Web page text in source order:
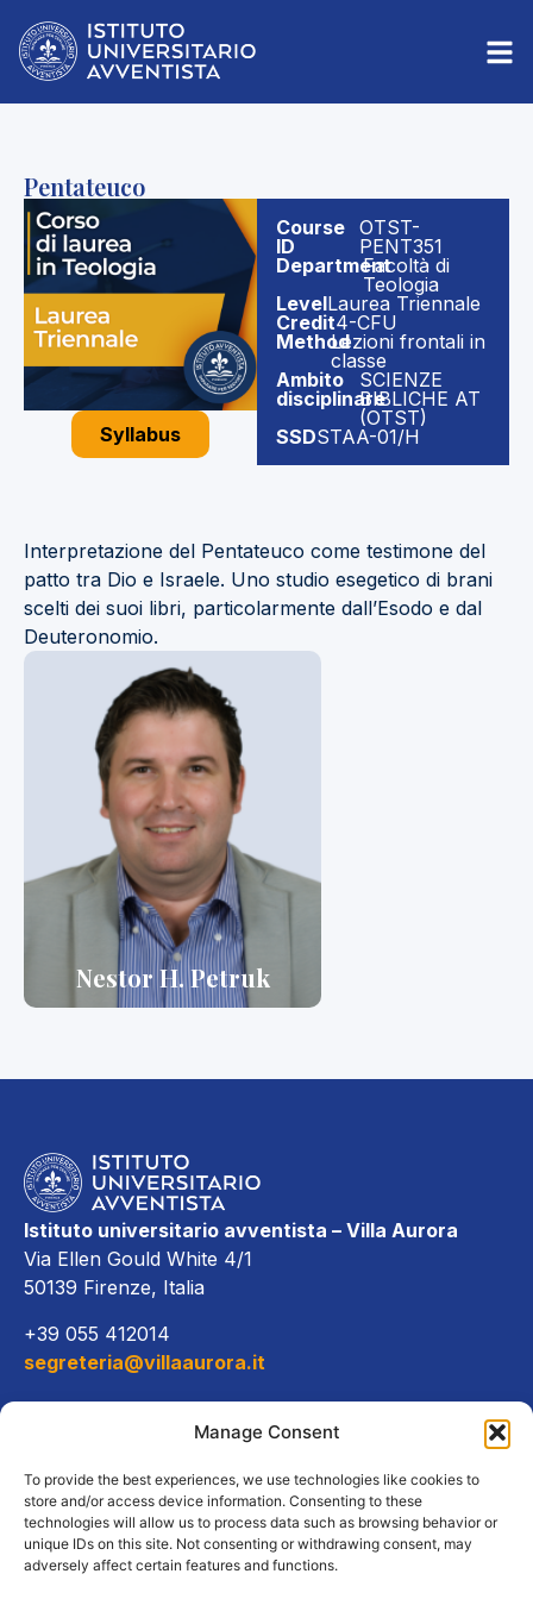
Manage Consent
To provide the best experiences, we use technologies like cookies to
store and/or access device information. Consenting to these
technologies will allow us to process data such as browsing behavior or
unique IDs on this site. Not consenting or withdrawing consent, may
adversely affect certain features and functions.
Pentateuco
Syllabus
Course
ID
OTST-
PENT351
DepartmentFacoltà di
Teologia
LevelLaurea Triennale
Credit4-CFU
MethodLezioni frontali in
classe
Ambito
disciplinare
SCIENZE
BIBLICHE AT
(OTST)
SSDSTAA-01/H
Interpretazione del Pentateuco come testimone del
patto tra Dio e Israele. Uno studio esegetico di brani
scelti dei suoi libri, particolarmente dall’Esodo e dal
Deuteronomio.
Nestor H. Petruk
Istituto universitario avventista – Villa Aurora
Via Ellen Gould White 4/1
50139 Firenze, Italia
+39 055 412014
segreteria@villaaurora.it
Offerta formativa
Campus e servizi